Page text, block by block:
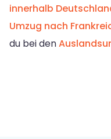
innerhalb
Umzug nach
du bei den